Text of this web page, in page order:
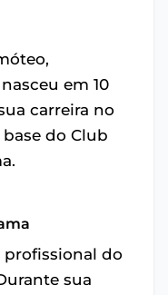
em 10
carreira no
do Club
do
sua